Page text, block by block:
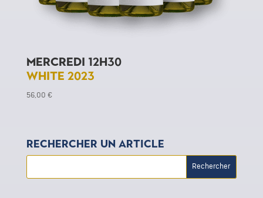
Mercredi 12h30
white 2023
56,00 €
Rechercher un article